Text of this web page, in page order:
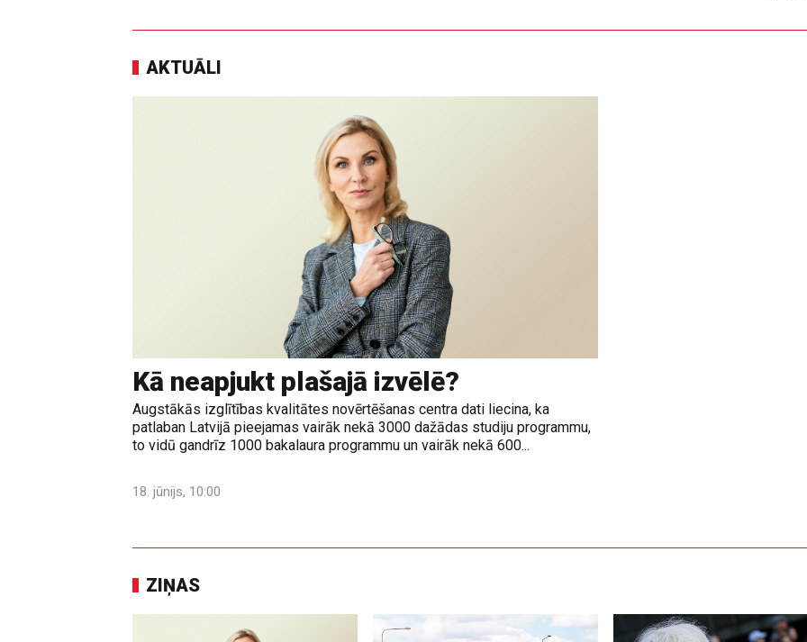
AKTUĀLI
Kā neapjukt plašajā izvēlē?
Augstākās izglītības kvalitātes novērtēšanas centra dati liecina, ka
patlaban Latvijā pieejamas vairāk nekā 3000 dažādas studiju programmu,
to vidū gandrīz 1000 bakalaura programmu un vairāk nekā 600...
18. jūnijs, 10:00
ZIŅAS